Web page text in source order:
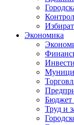
Экономика
Бюджет
Труд и